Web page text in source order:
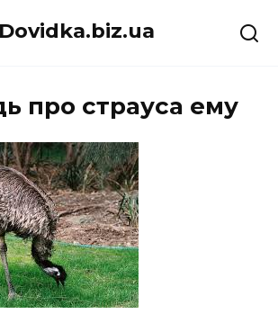
Dovidka.biz.ua
про страуса ему